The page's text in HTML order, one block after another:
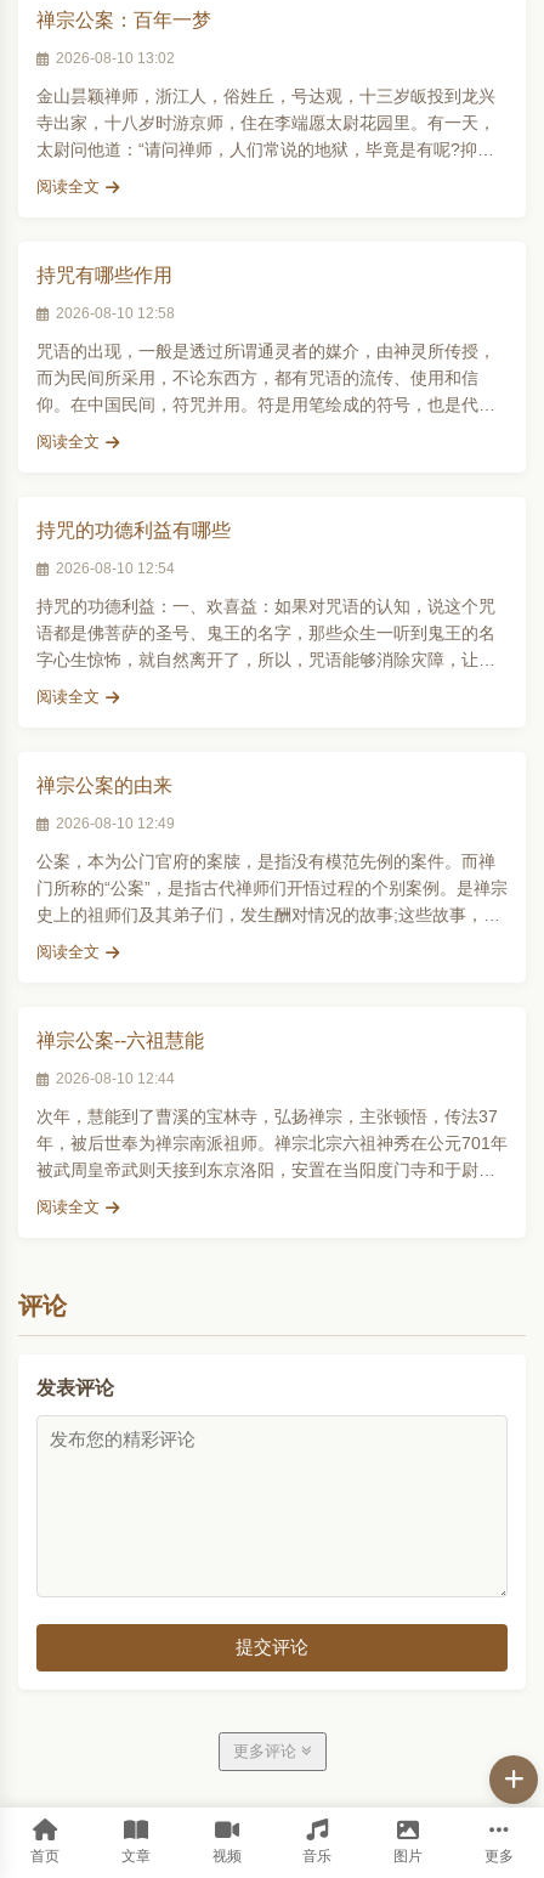
禅宗公案：百年一梦
2026-08-10 13:02
金山昙颖禅师，浙江人，俗姓丘，号达观，十三岁皈投到龙兴
寺出家，十八岁时游京师，住在李端愿太尉花园里。有一天，
太尉问他道：“请问禅师，人们常说的地狱，毕竟是有呢?抑是
无呢?”昙颖禅师回..
阅读全文
持咒有哪些作用
2026-08-10 12:58
咒语的出现，一般是透过所谓通灵者的媒介，由神灵所传授，
而为民间所采用，不论东西方，都有咒语的流传、使用和信
仰。在中国民间，符咒并用。符是用笔绘成的符号，也是代表
特定神明的灵力，所以..
阅读全文
持咒的功德利益有哪些
2026-08-10 12:54
持咒的功德利益：一、欢喜益：如果对咒语的认知，说这个咒
语都是佛菩萨的圣号、鬼王的名字，那些众生一听到鬼王的名
字心生惊怖，就自然离开了，所以，咒语能够消除灾障，让你
得欢喜益这是第一种..
阅读全文
禅宗公案的由来
2026-08-10 12:49
公案，本为公门官府的案牍，是指没有模范先例的案件。而禅
门所称的“公案”，是指古代禅师们开悟过程的个别案例。是禅宗
史上的祖师们及其弟子们，发生酬对情况的故事;这些故事，多
半看来有些岂..
阅读全文
禅宗公案--六祖慧能
2026-08-10 12:44
次年，慧能到了曹溪的宝林寺，弘扬禅宗，主张顿悟，传法37
年，被后世奉为禅宗南派祖师。禅宗北宗六祖神秀在公元701年
被武周皇帝武则天接到东京洛阳，安置在当阳度门寺和于尉氏
抱恩寺，奉为国师..
阅读全文
评论
发表评论
提交评论
更多评论
首页 文章 视频 音乐 图片 更多